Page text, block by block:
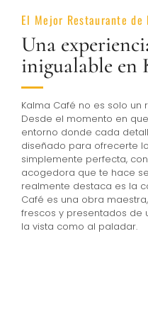
El Mejor Restaurante de
Una
inigualable en
Kalma Café no es solo un
Desde el momento en
entorno donde cada
diseñado para ofrecerte
simplemente perfecta,
acogedora que te hace
realmente destaca es la
Café es una obra
frescos y presentados de
la vista como al paladar.